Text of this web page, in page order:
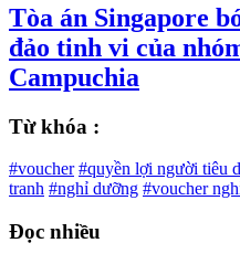
Tòa án Singapore
đảo tinh vi của
Campuchia
Từ khóa :
#voucher #quyền lợi người tiêu
tranh #nghỉ dưỡng #voucher
Đọc nhiều